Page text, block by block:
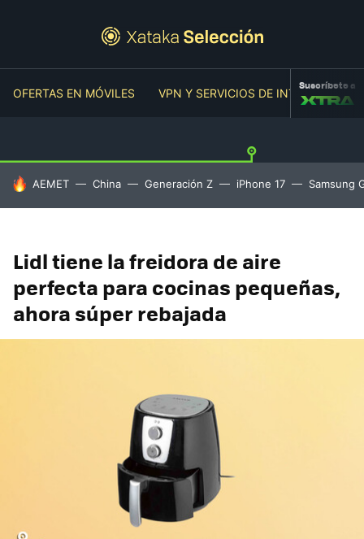
OFERTAS EN MÓVILES VPN Y SERVICIOS DE INTERNET
Suscríbete a
HOY SE HABLA DE
AEMET China Generación Z iPhone 17 Samsung
Lidl tiene la freidora de aire
perfecta para cocinas pequeñas,
ahora súper rebajada